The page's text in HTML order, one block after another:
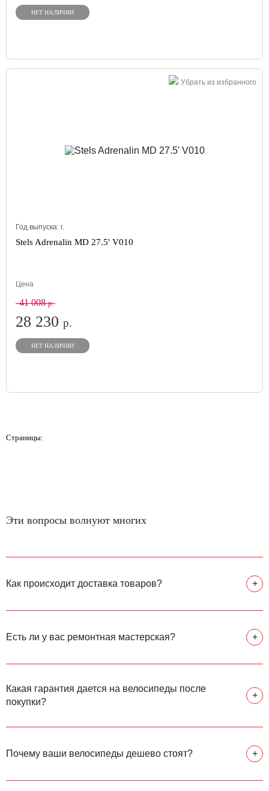
НЕТ НАЛИЧИИ
Убрать из избранного
Год выпуска: г.
Stels Adrenalin MD 27.5' V010
Цена
41 008р.
28 230 р.
НЕТ НАЛИЧИИ
Страницы:
Эти вопросы волнуют многих
Как происходит доставка товаров? +
Есть ли у вас ремонтная мастерская? +
Какая гарантия дается на велосипеды после
покупки?
+
Почему ваши велосипеды дешево стоят? +